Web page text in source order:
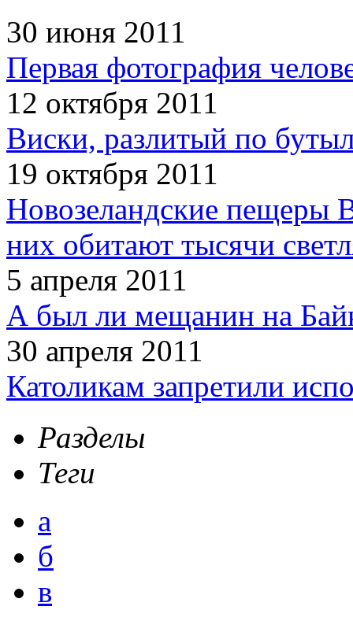
30 июня 2011
Первая фотография
12 октября 2011
Виски, разлитый по
19 октября 2011
Новозеландские пещеры
них обитают тысячи
5 апреля 2011
А был ли мещанин на
30 апреля 2011
Католикам запретили
Разделы
Теги
а
б
в